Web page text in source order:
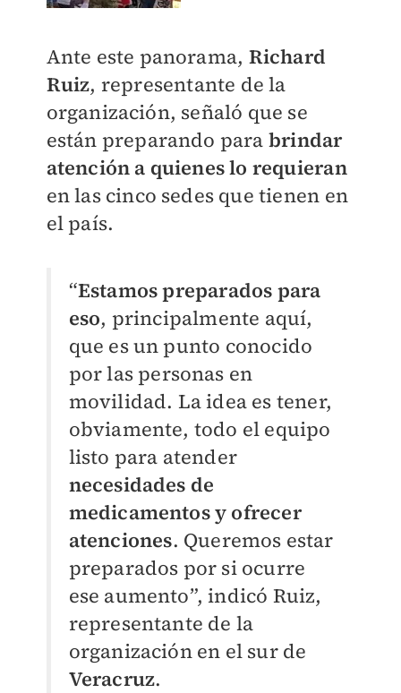
Ante este panorama, Richard
Ruiz, representante de la
organización, señaló que se
están preparando para brindar
atención a quienes lo requieran
en las cinco sedes que tienen en
el país.
“Estamos preparados para
eso, principalmente aquí,
que es un punto conocido
por las personas en
movilidad. La idea es tener,
obviamente, todo el equipo
listo para atender
necesidades de
medicamentos y ofrecer
atenciones. Queremos estar
preparados por si ocurre
ese aumento”, indicó Ruiz,
representante de la
organización en el sur de
Veracruz.